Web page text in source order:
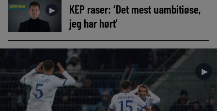
NYHEDER ►
KEP raser: ‘Det mest uambitiøse,
jeg har hørt’
►